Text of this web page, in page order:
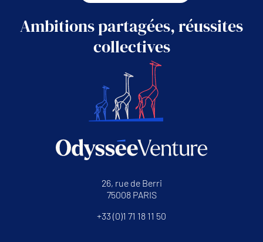
Ambitions partagées, réussites
collectives
26, rue de Berri
75008 PARIS
+33 (0)1 71 18 11 50